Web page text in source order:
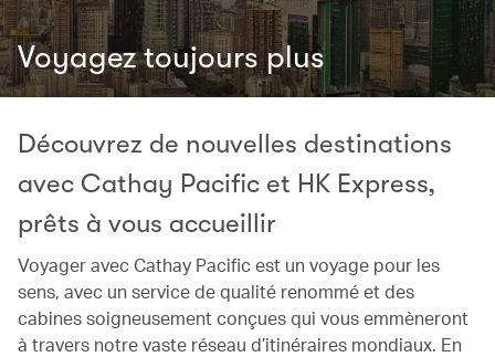
Voyagez toujours plus
Découvrez de nouvelles destinations
avec Cathay Pacific et HK Express,
prêts à vous accueillir
Voyager avec Cathay Pacific est un voyage pour les
sens, avec un service de qualité renommé et des
cabines soigneusement conçues qui vous emmèneront
à travers notre vaste réseau d’itinéraires mondiaux. En